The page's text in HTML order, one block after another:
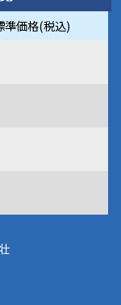
準価格(税込)